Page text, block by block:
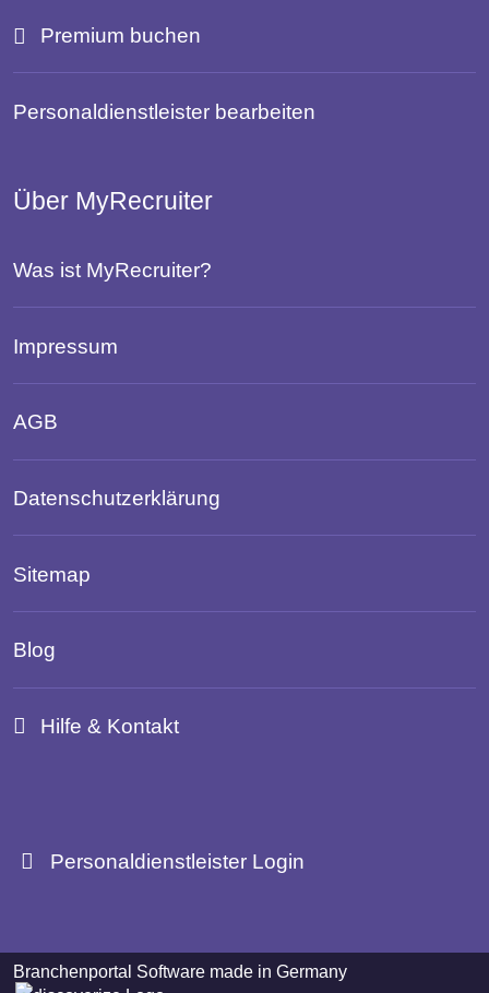
Premium buchen
Personaldienstleister bearbeiten
Über MyRecruiter
Was ist MyRecruiter?
Impressum
AGB
Datenschutzerklärung
Sitemap
Blog
Hilfe & Kontakt
Personaldienstleister Login
Branchenportal Software made in Germany